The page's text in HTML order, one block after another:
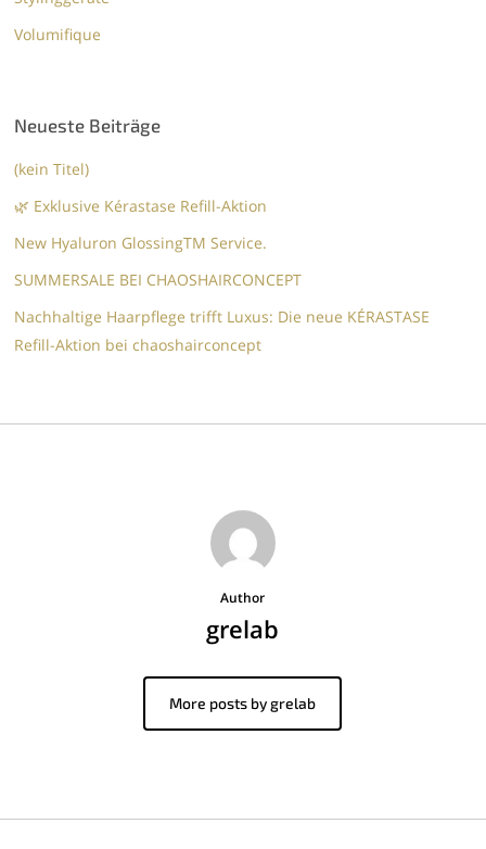
Volumifique
Neueste Beiträge
(kein Titel)
🌿 Exklusive Kérastase Refill-Aktion
New Hyaluron GlossingTM​ Service.​
SUMMERSALE BEI CHAOSHAIRCONCEPT
Nachhaltige Haarpflege trifft Luxus: Die neue KÉRASTASE
Refill-Aktion bei chaoshairconcept
Author
grelab
More posts by grelab